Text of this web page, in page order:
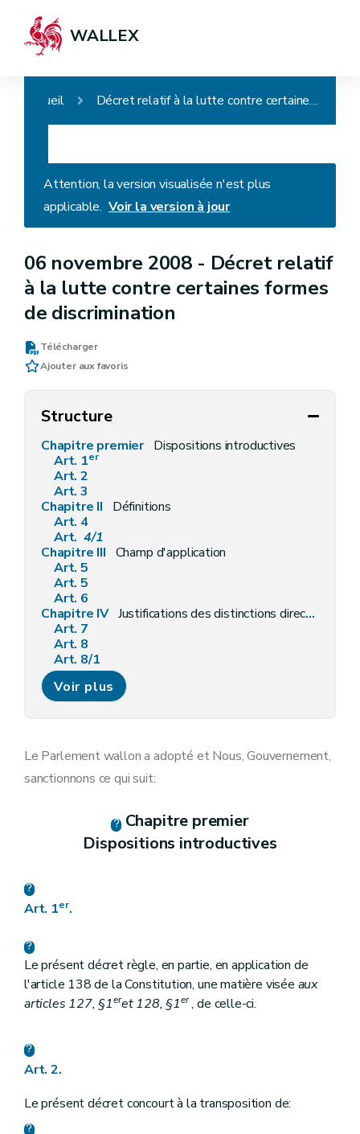
WALLEX
Accueil Décret relatif à la lutte contre certaines formes de discrimination
Attention, la version visualisée n'est plus
applicable. Voir la version à jour
06 novembre 2008 - Décret relatif
à la lutte contre certaines formes
de discrimination
Télécharger
Ajouter aux favoris
Structure
Chapitre premier Dispositions introductives
Art. 1er
Art. 2
Art. 3
Chapitre II
Définitions
Art. 4
Art. 4/1
Chapitre III Champ d'application
Art. 5
Art. 5
Art. 6
Chapitre IV Justifications des distinctions directes
Art. 7
Art. 8
Art. 8/1
Art. 8
Art. 8/1
Chapitre V Justification des distinctions indirectes
Art. 10
Motifs spécifiques de justification
Art. 11
Actions positives et aménagements raisonnables
Art. 13
Chapitre X
Art. 18
Art.18/1
Art. 19
Art. 20
Art. 23
Art. 25
Voir plus
Le Parlement wallon a adopté et Nous, Gouvernement,
sanctionnons ce qui suit:
Chapitre premier
Dispositions introductives
Art. 1er.
Le présent décret règle, en partie, en application de
l'article 138 de la Constitution, une matière visée aux
articles 127, §1eret 128, §1er, de celle-ci.
Art. 2.
Le présent décret concourt à la transposition de: